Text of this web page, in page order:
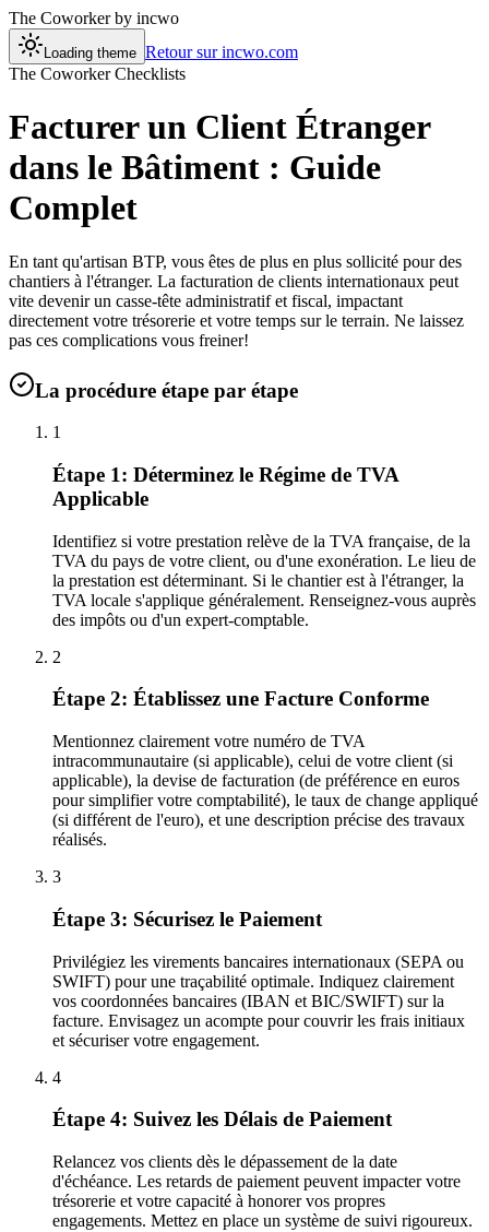
The Coworkerby incwo
Loading theme Retour sur incwo.com
The Coworker Checklists
Facturer un Client Étranger
dans le Bâtiment : Guide
Complet
En tant qu'artisan BTP, vous êtes de plus en plus sollicité pour des
chantiers à l'étranger. La facturation de clients internationaux peut
vite devenir un casse-tête administratif et fiscal, impactant
directement votre trésorerie et votre temps sur le terrain. Ne laissez
pas ces complications vous freiner!
La procédure étape par étape
1
Étape 1: Déterminez le Régime de TVA
Applicable
Identifiez si votre prestation relève de la TVA française, de la
TVA du pays de votre client, ou d'une exonération. Le lieu de
la prestation est déterminant. Si le chantier est à l'étranger, la
TVA locale s'applique généralement. Renseignez-vous auprès
des impôts ou d'un expert-comptable.
2
Étape 2: Établissez une Facture Conforme
Mentionnez clairement votre numéro de TVA
intracommunautaire (si applicable), celui de votre client (si
applicable), la devise de facturation (de préférence en euros
pour simplifier votre comptabilité), le taux de change appliqué
(si différent de l'euro), et une description précise des travaux
réalisés.
3
Étape 3: Sécurisez le Paiement
Privilégiez les virements bancaires internationaux (SEPA ou
SWIFT) pour une traçabilité optimale. Indiquez clairement
vos coordonnées bancaires (IBAN et BIC/SWIFT) sur la
facture. Envisagez un acompte pour couvrir les frais initiaux
et sécuriser votre engagement.
4
Étape 4: Suivez les Délais de Paiement
Relancez vos clients dès le dépassement de la date
d'échéance. Les retards de paiement peuvent impacter votre
trésorerie et votre capacité à honorer vos propres
engagements. Mettez en place un système de suivi rigoureux.